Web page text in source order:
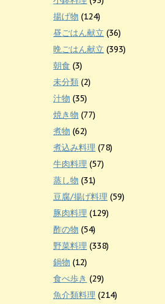
揚げ物 (124)
昼ごはん献立 (36)
晩ごはん献立 (393)
朝食 (3)
未分類 (2)
汁物 (35)
焼き物 (77)
煮物 (62)
煮込み料理 (78)
牛肉料理 (57)
蒸し物 (31)
豆腐/揚げ料理 (59)
豚肉料理 (129)
酢の物 (54)
野菜料理 (338)
鍋物 (12)
食べ歩き (29)
魚介類料理 (214)